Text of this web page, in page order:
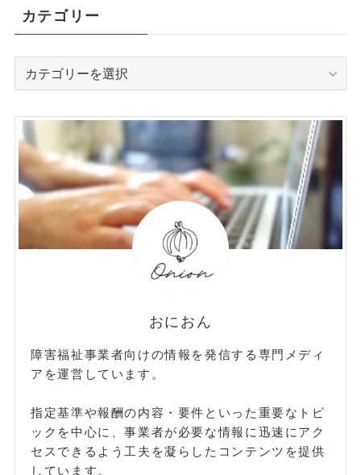
カテゴリー
ー
おにおん
障害福祉事業者向けの情報を発信する専門メディ
アを運営しています。
指定基準や報酬の内容・要件といった重要なトピ
ックを中心に、事業者が必要な情報に迅速にアク
セスできるよう工夫を凝らしたコンテンツを提供
しています。